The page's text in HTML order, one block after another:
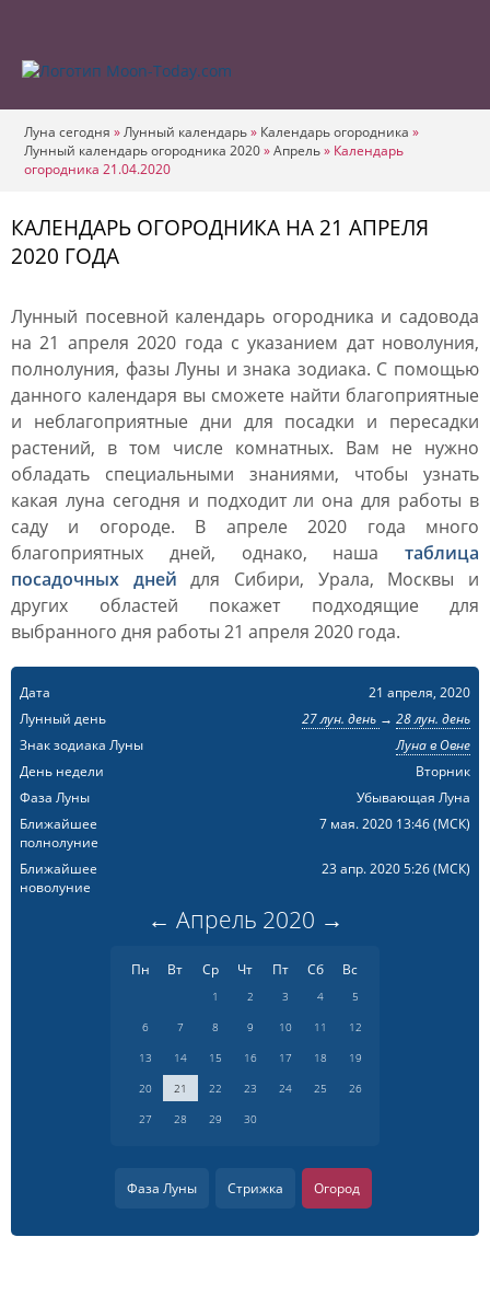
Луна сегодня »Лунный календарь» Календарь огородника »
Лунный календарь огородника 2020»Апрель» Календарь
огородника 21.04.2020
КАЛЕНДАРЬ ОГОРОДНИКА НА 21 АПРЕЛЯ
2020 ГОДА
Лунный посевной календарь огородника и садовода
на 21 апреля 2020 года с указанием дат новолуния,
полнолуния, фазы Луны и знака зодиака. С помощью
данного календаря вы сможете найти благоприятные
и неблагоприятные дни для посадки и пересадки
растений, в том числе комнатных. Вам не нужно
обладать специальными знаниями, чтобы узнать
какая луна сегодня и подходит ли она для работы в
саду и огороде. В апреле 2020 года много
благоприятных дней, однако, наша таблица
посадочных дней для Сибири, Урала, Москвы и
других областей покажет подходящие для
выбранного дня работы 21 апреля 2020 года.
Дата
21 апреля, 2020
Лунный день
27 лун. день → 28 лун. день
Знак зодиака Луны
Луна в Овне
День недели
Вторник
Фаза Луны
Убывающая Луна
Ближайшее
полнолуние
7 мая. 2020 13:46(МСК)
Ближайшее
новолуние
23 апр. 2020 5:26(МСК)
← Апрель 2020 →
Пн Вт Ср Чт Пт Сб Вс
1 2 3 4
5
6
7 8 9 10 11
12
13
14 15 16 17 18
19
20
21 22 23 24 25
26
27
28 29 30
Фаза Луны Стрижка Огород